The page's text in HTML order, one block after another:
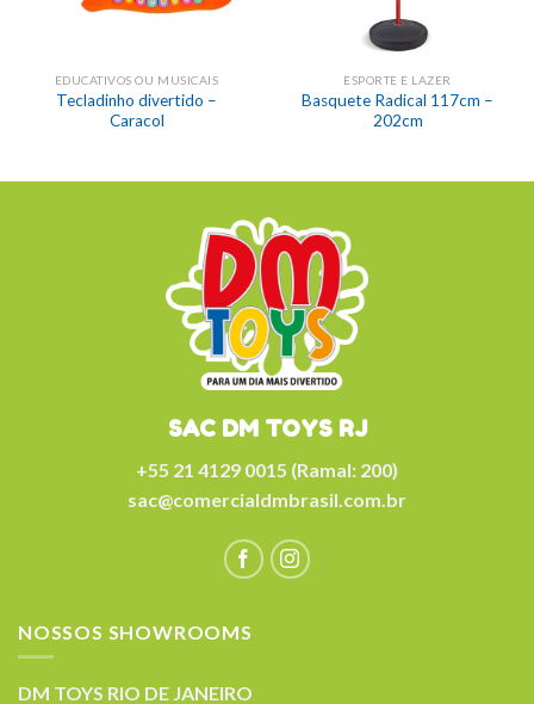
EDUCATIVOS OU MUSICAIS
Tecladinho divertido –
Caracol
ESPORTE E LAZER
Basquete Radical 117cm –
202cm
SAC DM TOYS RJ
+55 21 4129 0015 (Ramal: 200)
sac@comercialdmbrasil.com.br
NOSSOS SHOWROOMS
DM TOYS RIO DE JANEIRO